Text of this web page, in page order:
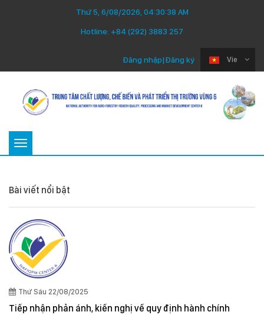
Thứ 5, 6/08/2026, 04:30:38 AM
Hotline: +84 (292) 3883 257
Vie
Đăng nhập|Đăng ký
Toggle
Bài viết nổi bật
quy định hành chính